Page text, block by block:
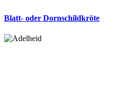
Blatt- oder Dornschildkröte